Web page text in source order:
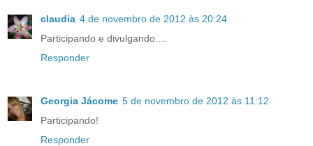
claudia 4 de novembro de 2012 às 20:24
Participando e divulgando....
Responder
Georgia Jácome 5 de novembro de 2012 às 11:12
Participando!
Responder